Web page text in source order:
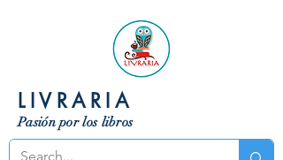
LIVRARIA
Pasión por los libros